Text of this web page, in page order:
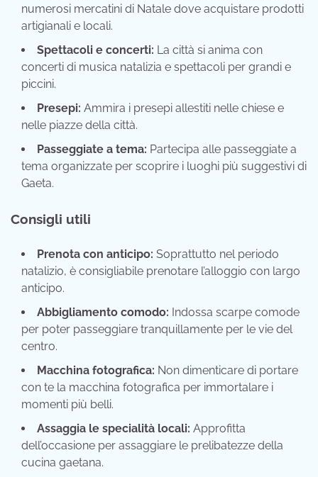
numerosi mercatini di Natale dove acquistare prodotti
artigianali e locali.
Spettacoli e concerti: La città si anima con
concerti di musica natalizia e spettacoli per grandi e
piccini.
Presepi: Ammira i presepi allestiti nelle chiese e
nelle piazze della città.
Passeggiate a tema: Partecipa alle passeggiate a
tema organizzate per scoprire i luoghi più suggestivi di
Gaeta.
Consigli utili
Prenota con anticipo: Soprattutto nel periodo
natalizio, è consigliabile prenotare l’alloggio con largo
anticipo.
Abbigliamento comodo: Indossa scarpe comode
per poter passeggiare tranquillamente per le vie del
centro.
Macchina fotografica: Non dimenticare di portare
con te la macchina fotografica per immortalare i
momenti più belli.
Assaggia le specialità locali: Approfitta
dell’occasione per assaggiare le prelibatezze della
cucina gaetana.